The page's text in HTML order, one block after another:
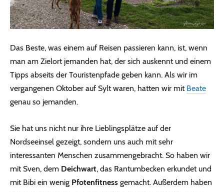
Das Beste, was einem auf Reisen passieren kann, ist, wenn
man am Zielort jemanden hat, der sich auskennt und einem
Tipps abseits der Touristenpfade geben kann. Als wir im
vergangenen Oktober auf Sylt waren, hatten wir mit Beate
genau so jemanden.
Sie hat uns nicht nur ihre Lieblingsplätze auf der
Nordseeinsel gezeigt, sondern uns auch mit sehr
interessanten Menschen zusammengebracht. So haben wir
mit Sven, dem Deichwart, das Rantumbecken erkundet und
mit Bibi ein wenig Pfotenfitness gemacht. Außerdem haben